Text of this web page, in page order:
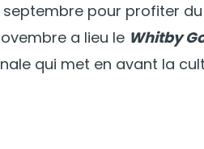
pour profiter
a lieu le Whitby
qui met en avant la